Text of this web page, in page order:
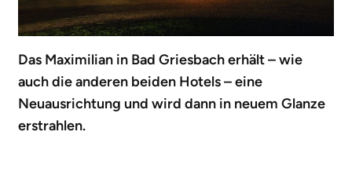
Das Maximilian in Bad Griesbach erhält – wie
auch die anderen beiden Hotels – eine
Neuausrichtung und wird dann in neuem Glanze
erstrahlen.